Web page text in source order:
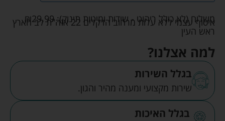
משלוח (לא כולל ריהוט - שידות ומיטות תינוק): ₪29.99
איסוף עצמי ללא עלות מרחוב הדקלים 22 אזה"ת לב הארץ
ראש העין
למה אצלנו?
בגלל השירות
שירות מקצועי ומענה מהיר והגון.
בגלל האיכות